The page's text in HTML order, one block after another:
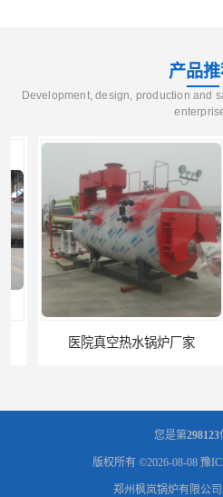
产品
Development, design, production and
医院真空热水锅炉厂家
您是第298123
版权所有 ©2026-08-08 豫
郑州枫岚锅炉有限公司